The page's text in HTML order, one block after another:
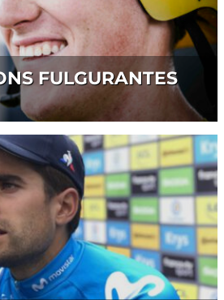
FULGURANTES